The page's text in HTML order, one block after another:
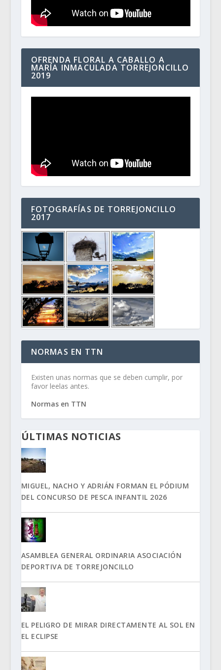
OFRENDA FLORAL A CABALLO A
MARÍA INMACULADA TORREJONCILLO
2019
FOTOGRAFÍAS DE TORREJONCILLO
2017
NORMAS EN TTN
Existen unas normas que se deben cumplir, por
favor leelas antes.
Normas en TTN
ÚLTIMAS NOTICIAS
MIGUEL, NACHO Y ADRIÁN FORMAN EL PÓDIUM
DEL CONCURSO DE PESCA INFANTIL 2026
ASAMBLEA GENERAL ORDINARIA ASOCIACIÓN
DEPORTIVA DE TORREJONCILLO
EL PELIGRO DE MIRAR DIRECTAMENTE AL SOL EN
EL ECLIPSE